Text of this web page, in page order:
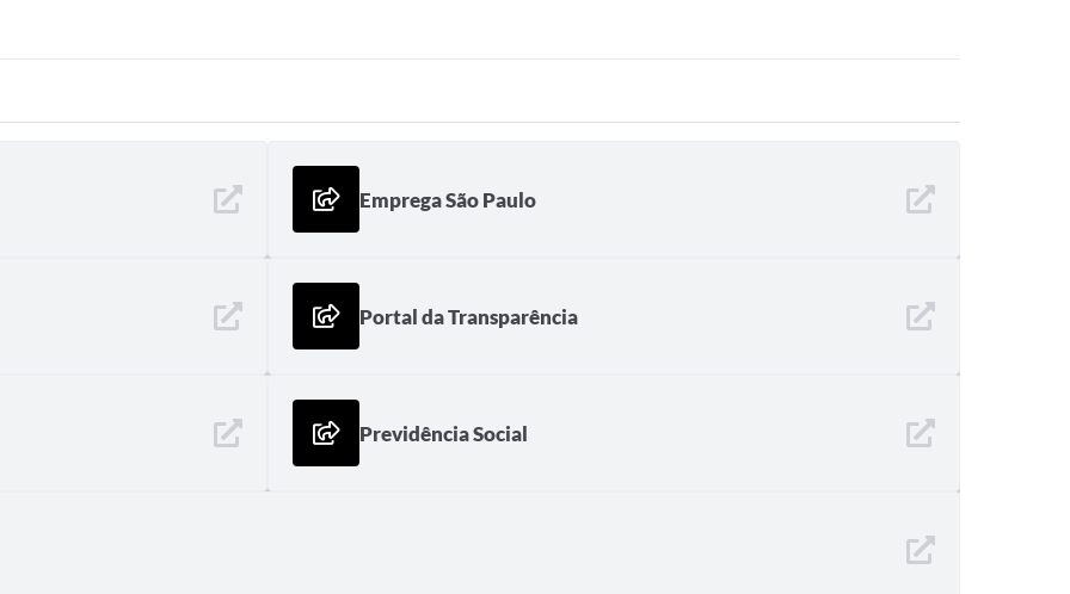
Emprega São Paulo
Portal da Transparência
Previdência Social